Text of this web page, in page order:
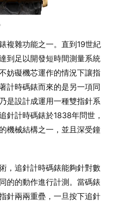
複雜功能之一。直到19世紀
到足以開發短時間測量系統
妨礙機芯運作的情況下讓指
計時碼錶而來的是另一項同
是設計成運用一種雙指針系
針計時碼錶於1838年問世，
機械結構之一，並且深受鐘
，追針計時碼錶能夠針對數
的的動作進行計測。當碼錶
針兩兩重疊，一旦按下追針